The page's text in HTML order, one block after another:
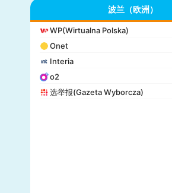
波兰（欧洲）
WP(Wirtualna Polska)
Onet
Interia
o2
选举报(Gazeta Wyborcza)